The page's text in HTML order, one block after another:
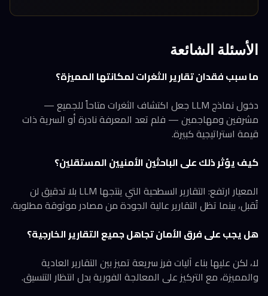
الأسئلة الشائعة
ما سبب فقدان تقارير الثغرات لمكانتها المميزة؟
دخول نماذج LLM جعل اكتشاف الثغرات متاحاً للجميع —
مشرفين ومهاجمين — فلم تعد المعرفة نادرة أو السرية ذات
قيمة استراتيجية كبيرة.
كيف يؤثر ذلك على الباحثين الأمنيين المستقلين؟
المعيار ارتفع: التقارير السطحية التي ينتجها LLM بلا تدقيق لن
تُقبل، بينما تظل التقارير عالية الجودة من مصادر موثوقة مطلوبة.
هل يجب على فرق الأمان تجاهل جميع التقارير الخارجية؟
لا، لكن عليها بناء آليات فرز سريعة تميز بين التقارير العادية
والمميزة، مع التركيز على المعالجة الفورية بدل انتظار التنسيق.